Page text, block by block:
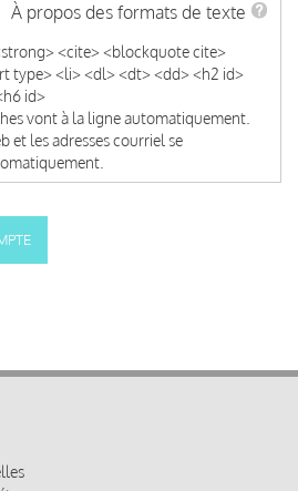
À propos des formats de texte
<cite> <blockquote cite>
type> <li> <dl> <dt> <dd> <h2 id>
id>
vont à la ligne automatiquement.
et les adresses courriel se